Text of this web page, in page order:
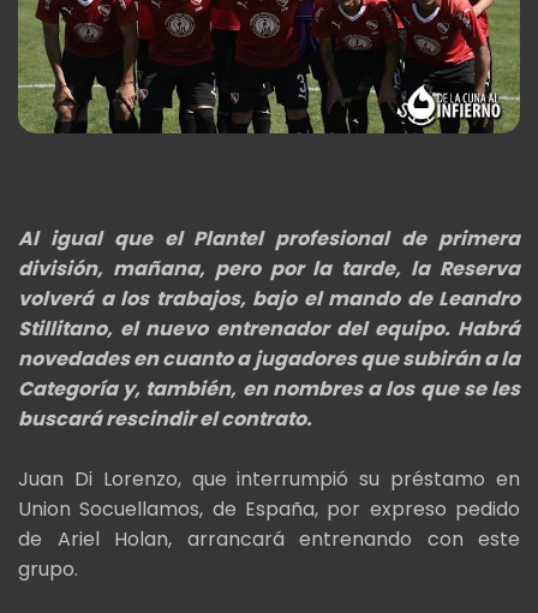
Al igual que el Plantel profesional de primera
división, mañana, pero por la tarde, la Reserva
volverá a los trabajos, bajo el mando de Leandro
Stillitano, el nuevo entrenador del equipo. Habrá
novedades en cuanto a jugadores que subirán a la
Categoría y, también, en nombres a los que se les
buscará rescindir el contrato.
Juan Di Lorenzo, que interrumpió su préstamo en
Union Socuellamos, de España, por expreso pedido
de Ariel Holan, arrancará entrenando con este
grupo.